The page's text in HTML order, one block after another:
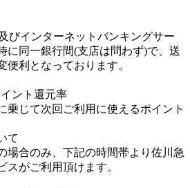
びインターネットバンキングサー
に同一銀行間(支店は問わず)で、送
便利となっております。
ント還元率
乗じて次回ご利用に使えるポイント
て
場合のみ、下記の時間帯より佐川急
スがご利用頂けます。